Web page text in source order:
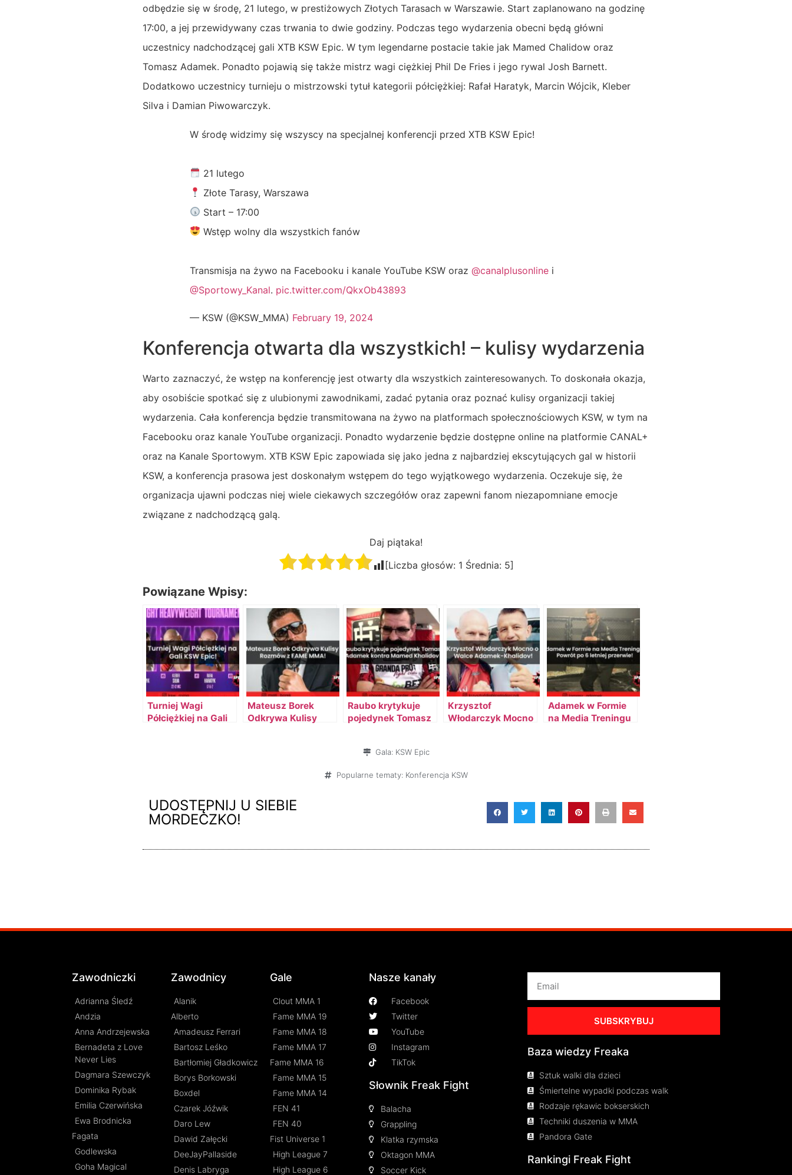
odbędzie się w środę, 21 lutego, w prestiżowych Złotych Tarasach w Warszawie. Start zaplanowano na godzinę
17:00, a jej przewidywany czas trwania to dwie godziny. Podczas tego wydarzenia obecni będą główni
uczestnicy nadchodzącej gali XTB KSW Epic. W tym legendarne postacie takie jak Mamed Chalidow oraz
Tomasz Adamek. Ponadto pojawią się także mistrz wagi ciężkiej Phil De Fries i jego rywal Josh Barnett.
Dodatkowo uczestnicy turnieju o mistrzowski tytuł kategorii półciężkiej: Rafał Haratyk, Marcin Wójcik, Kleber
Silva i Damian Piwowarczyk.
W środę widzimy się wszyscy na specjalnej konferencji przed XTB KSW Epic!
21 lutego
Złote Tarasy, Warszawa
Start – 17:00
Wstęp wolny dla wszystkich fanów
Transmisja na żywo na Facebooku i kanale YouTube KSW oraz @canalplusonline i
@Sportowy_Kanal. pic.twitter.com/QkxOb43893
— KSW (@KSW_MMA) February 19, 2024
Konferencja otwarta dla wszystkich! – kulisy wydarzenia
Warto zaznaczyć, że wstęp na konferencję jest otwarty dla wszystkich zainteresowanych. To doskonała okazja,
aby osobiście spotkać się z ulubionymi zawodnikami, zadać pytania oraz poznać kulisy organizacji takiej
wydarzenia. Cała konferencja będzie transmitowana na żywo na platformach społecznościowych KSW, w tym na
Facebooku oraz kanale YouTube organizacji. Ponadto wydarzenie będzie dostępne online na platformie CANAL+
oraz na Kanale Sportowym. XTB KSW Epic zapowiada się jako jedna z najbardziej ekscytujących gal w historii
KSW, a konferencja prasowa jest doskonałym wstępem do tego wyjątkowego wydarzenia. Oczekuje się, że
organizacja ujawni podczas niej wiele ciekawych szczegółów oraz zapewni fanom niezapomniane emocje
związane z nadchodzącą galą.
Daj piątaka!
[Liczba głosów: 1 Średnia: 5]
Powiązane Wpisy:
Turniej Wagi
Półciężkiej na Gali
Mateusz Borek
Odkrywa Kulisy
Raubo krytykuje
pojedynek Tomasz
Krzysztof
Włodarczyk Mocno
Adamek w Formie
na Media Treningu
Gala: KSW Epic
Popularne tematy: Konferencja KSW
UDOSTĘPNIJ U SIEBIE
MORDECZKO!
Zawodniczki
Adrianna Śledź
Andzia
Anna Andrzejewska
Bernadeta z Love
Never Lies
Dagmara Szewczyk
Dominika Rybak
Emilia Czerwińska
Ewa Brodnicka
Fagata
Godlewska
Goha Magical
Zawodnicy
Alanik
Alberto
Amadeusz Ferrari
Bartosz Leśko
Bartłomiej Gładkowicz
Borys Borkowski
Boxdel
Czarek Jóźwik
Daro Lew
Dawid Załęcki
DeeJayPallaside
Denis Labryga
Gale
Clout MMA 1
Fame MMA 19
Fame MMA 18
Fame MMA 17
Fame MMA 16
Fame MMA 15
Fame MMA 14
FEN 41
FEN 40
Fist Universe 1
High League 7
High League 6
Nasze kanały
Facebook
Twitter
YouTube
Instagram
TikTok
Słownik Freak Fight
Balacha
Grappling
Klatka rzymska
Oktagon MMA
Soccer Kick
SUBSKRYBUJ
Baza wiedzy Freaka
Sztuk walki dla dzieci
Śmiertelne wypadki podczas walk
Rodzaje rękawic bokserskich
Techniki duszenia w MMA
Pandora Gate
Rankingi Freak Fight